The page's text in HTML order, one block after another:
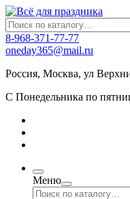
8-968-371-77-77
oneday365@mail.ru
Россия, Москва, ул
С Понедельника по
Меню